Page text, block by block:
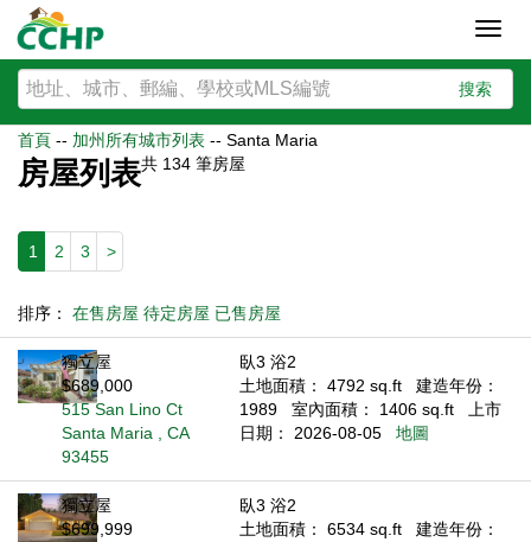
搜索
首頁 -- 加州所有城市列表 -- Santa Maria
房屋列表共 134 筆房屋
1 2 3 >
排序： 在售房屋 待定房屋 已售房屋
獨立屋
$689,000
515 San Lino Ct
Santa Maria , CA
93455
臥3 浴2
土地面積： 4792 sq.ft
建造年份：
1989
室內面積： 1406 sq.ft
上市
日期： 2026-08-05
地圖
獨立屋
$699,999
臥3 浴2
土地面積： 6534 sq.ft
建造年份：